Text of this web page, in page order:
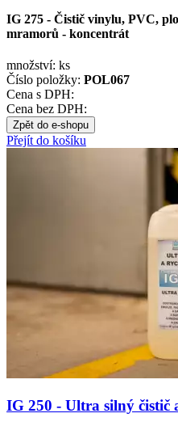
IG 275 - Čistič vinylu, PVC,
mramorů - koncentrát
množství: ks
Číslo položky: POL067
Cena s DPH:
Cena bez DPH:
Zpět do e-shopu
Přejít do košíku
IG 250 - Ultra silný čistič